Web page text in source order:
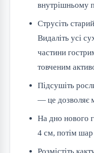
внутрішньому
Струсіть
Видаліть усі
частини
товченим
Підсушіть
— це дозволяє
На дно нового
4 см, потім шар